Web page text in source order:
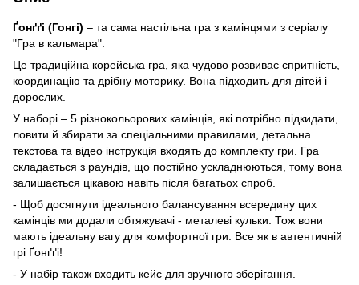
Ґонґґі (Гонгі) – та сама настільна гра з камінцями з серіалу
"Гра в кальмара".
Це традиційна корейська гра, яка чудово розвиває спритність,
координацію та дрібну моторику. Вона підходить для дітей і
дорослих.
У наборі – 5 різнокольорових камінців, які потрібно підкидати,
ловити й збирати за спеціальними правилами, детальна
текстова та відео інструкція входять до комплекту гри. Гра
складається з раундів, що постійно ускладнюються, тому вона
залишається цікавою навіть після багатьох спроб.
- Щоб досягнути ідеального балансування всередину цих
камінців ми додали обтяжувачі - металеві кульки. Тож вони
мають ідеальну вагу для комфортної гри. Все як в автентичній
грі Ґонґґі!
- У набір також входить кейс для зручного зберігання.